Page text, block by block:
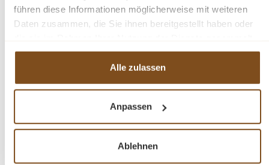
führen diese Informationen möglicherweise mit weiteren
Daten zusammen, die Sie ihnen bereitgestellt haben oder
haben.
Alle zulassen
Anpassen
Ablehnen
Rabatt
Tipp